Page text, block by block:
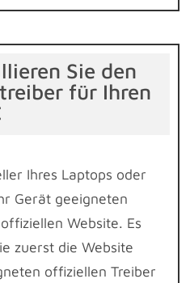
Sie den
für Ihren
Ihres Laptops oder
Gerät geeigneten
Website. Es
zuerst die Website
offiziellen Treiber